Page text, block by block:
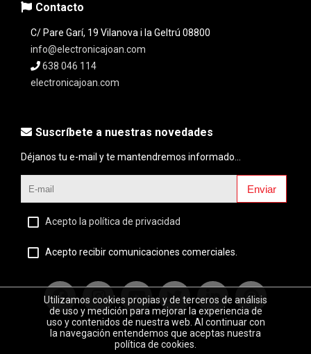
Contacto
C/ Pare Garí, 19 Vilanova i la Geltrú 08800
info@electronicajoan.com
638 046 114
electronicajoan.com
Suscríbete a nuestras novedades
Déjanos tu e-mail y te mantendremos informado...
Enviar
Acepto la política de privacidad
Acepto recibir comunicaciones comerciales.
Utilizamos cookies propias y de terceros de análisis
de uso y medición para mejorar la experiencia de
uso y contenidos de nuestra web. Al continuar con
la navegación entendemos que aceptas nuestra
política de cookies.